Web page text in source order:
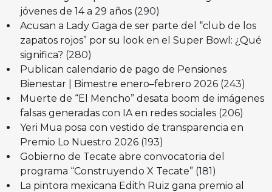
jóvenes de 14 a 29 años (290)
Acusan a Lady Gaga de ser parte del “club de los
zapatos rojos” por su look en el Super Bowl: ¿Qué
significa? (280)
Publican calendario de pago de Pensiones
Bienestar | Bimestre enero–febrero 2026 (243)
Muerte de “El Mencho” desata boom de imágenes
falsas generadas con IA en redes sociales (206)
Yeri Mua posa con vestido de transparencia en
Premio Lo Nuestro 2026 (193)
Gobierno de Tecate abre convocatoria del
programa “Construyendo X Tecate” (181)
La pintora mexicana Edith Ruiz gana premio al